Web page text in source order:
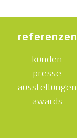
referenzen
kunden
presse
ausstellungen
awards